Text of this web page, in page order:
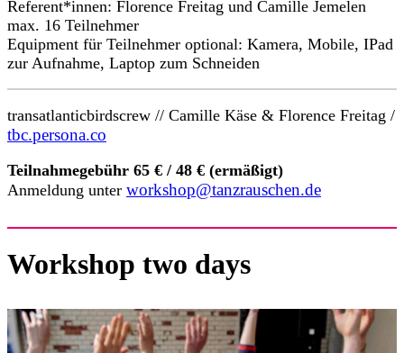
Referent*innen: Florence Freitag und Camille Jemelen
max. 16 Teilnehmer
Equipment für Teilnehmer optional: Kamera, Mobile, IPad
zur Aufnahme, Laptop zum Schneiden
transatlanticbirdscrew // Camille Käse & Florence Freitag /
tbc.persona.co
Teilnahmegebühr 65 € / 48 € (ermäßigt)
Anmeldung unter workshop@tanzrauschen.de
Workshop two days